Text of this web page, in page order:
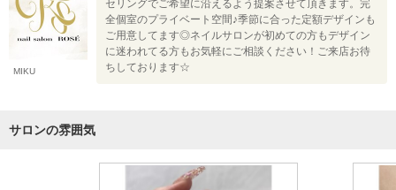
MIKU
セリングでご希望に沿えるよう提案させて頂きます。完
全個室のプライベート空間♪季節に合った定額デザインも
ご用意してます◎ネイルサロンが初めての方もデザイン
に迷われてる方もお気軽にご相談ください！ご来店お待
ちしております☆
サロンの雰囲気